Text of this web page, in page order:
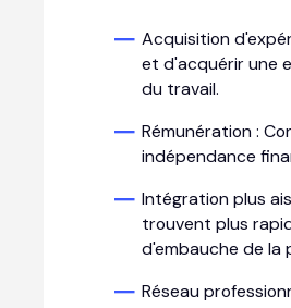
Acquisition
et d'acquérir une
du travail.
Rémunération :
indépendance
Intégration plus
trouvent plus
d'embauche de la
Réseau